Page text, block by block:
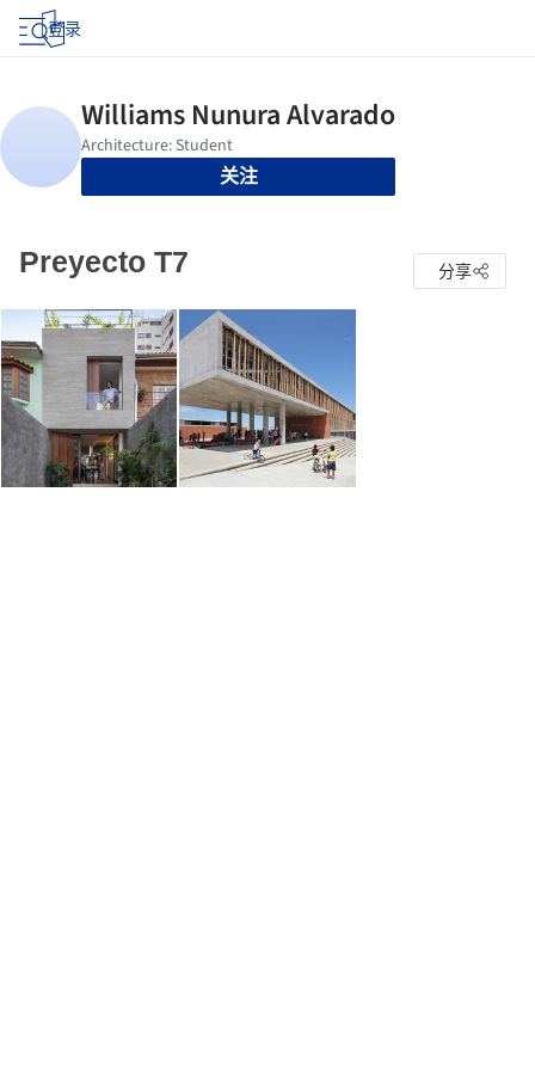
登录
关注
Preyecto T7 分享